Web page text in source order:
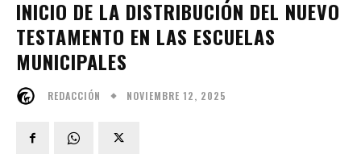
INICIO DE LA DISTRIBUCIÓN DEL NUEVO
TESTAMENTO EN LAS ESCUELAS
MUNICIPALES
REDACCIÓN NOVIEMBRE 12, 2025